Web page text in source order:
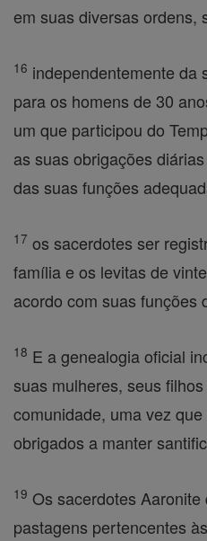
em suas diversas ordens,
16 independentemente da
para os homens de 30
um que participou do
as suas obrigações
das suas funções
17 os sacerdotes ser
família e os levitas de
acordo com suas funções
18 E a genealogia oficial
suas mulheres, seus
comunidade, uma vez
obrigados a manter
19 Os sacerdotes
pastagens pertencentes